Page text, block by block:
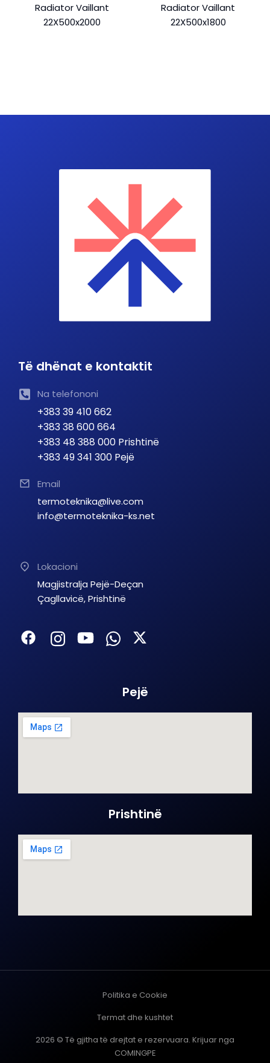
Radiator Vaillant
22X500x2000
Radiator Vaillant
22X500x1800
Të dhënat e kontaktit
Na telefononi
+383 39 410 662
+383 38 600 664
+383 48 388 000 Prishtinë
+383 49 341 300 Pejë
Email
termoteknika@live.com
info@termoteknika-ks.net
Lokacioni
Magjistralja Pejë-Deçan
Çagllavicë, Prishtinë
Pejë
Prishtinë
2026 © Të gjitha të drejtat e rezervuara. Krijuar nga
COMINGPE
Politika e Cookie
Termat dhe kushtet